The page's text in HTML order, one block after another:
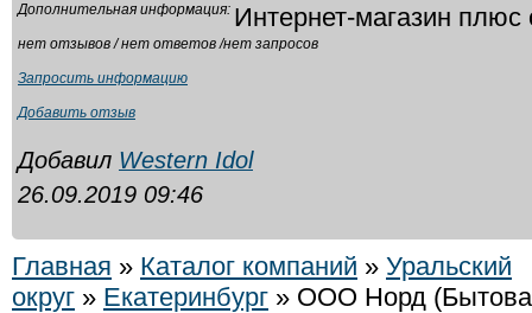
Дополнительная информация: Интернет-магазин плюс
нет отзывов / нет ответов /нет запросов
Запросить информацию
Добавить отзыв
Добавил Western Idol
26.09.2019 09:46
Главная » Каталог компаний » Уральский
округ » Екатеринбург » ООО Норд